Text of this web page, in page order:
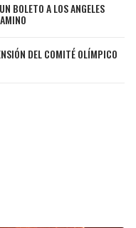
BOLETO A LOS ANGELES
DEL COMITÉ OLÍMPICO